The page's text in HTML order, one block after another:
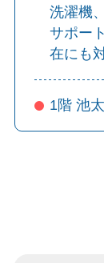
洗濯機
サポー
在にも
1階 池